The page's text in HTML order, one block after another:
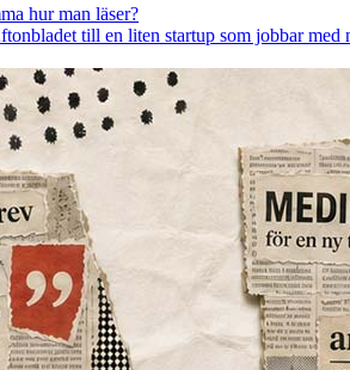
hur man läser?
till en liten startup som jobbar